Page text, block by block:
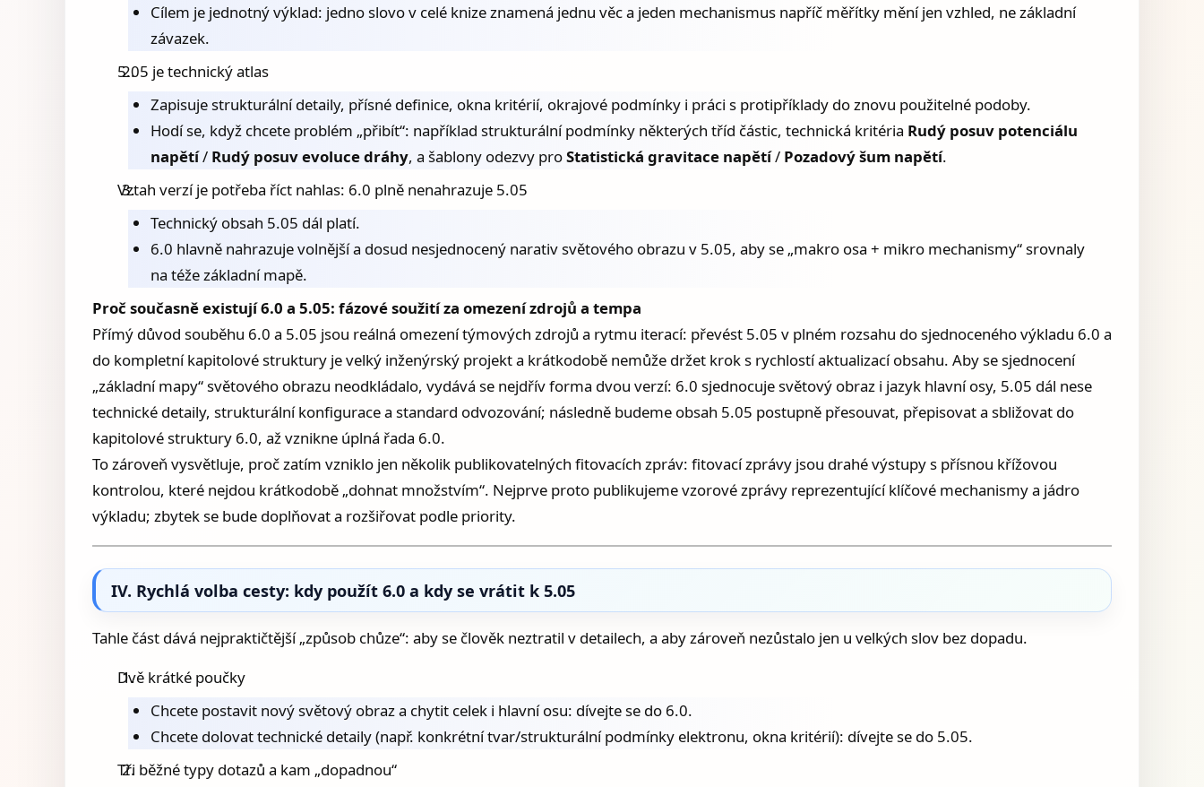
Cílem je jednotný výklad: jedno slovo v celé knize znamená jednu věc a jeden mechanismus napříč měřítky mění jen vzhled, ne základní
závazek.
5.05 je technický atlas
Zapisuje strukturální detaily, přísné definice, okna kritérií, okrajové podmínky i práci s proti­příklady do znovu použitelné podoby.
Hodí se, když chcete problém „přibít“: například strukturální podmínky některých tříd částic, technická kritéria Rudý posuv potenciálu
napětí/ Rudý posuv evoluce dráhy, a šablony odezvy proStatistická gravitace napětí/ Pozadový šum napětí.
Vztah verzí je potřeba říct nahlas: 6.0 plně nenahrazuje 5.05
Technický obsah 5.05 dál platí.
6.0 hlavně nahrazuje volnější a dosud nesjednocený narativ světového obrazu v 5.05, aby se „makro osa + mikro mechanismy“ srovnaly
na téže základní mapě.
Proč současně existují 6.0 a 5.05: fázové soužití za omezení zdrojů a tempa
Přímý důvod souběhu 6.0 a 5.05 jsou reálná omezení týmových zdrojů a rytmu iterací: převést 5.05 v plném rozsahu do sjednoceného výkladu 6.0 a
do kompletní kapitolové struktury je velký inženýrský projekt a krátkodobě nemůže držet krok s rychlostí aktualizací obsahu. Aby se sjednocení
„základní mapy“ světového obrazu neodkládalo, vydává se nejdřív forma dvou verzí: 6.0 sjednocuje světový obraz i jazyk hlavní osy, 5.05 dál nese
technické detaily, strukturální konfigurace a standard odvozování; následně budeme obsah 5.05 postupně přesouvat, přepisovat a sbližovat do
kapitolové struktury 6.0, až vznikne úplná řada 6.0.
To zároveň vysvětluje, proč zatím vzniklo jen několik publikovatelných fitovacích zpráv: fitovací zprávy jsou drahé výstupy s přísnou křížovou
kontrolou, které nejdou krátkodobě „dohnat množstvím“. Nejprve proto publikujeme vzorové zprávy reprezentující klíčové mechanismy a jádro
výkladu; zbytek se bude doplňovat a rozšiřovat podle priority.
IV. Rychlá volba cesty: kdy použít 6.0 a kdy se vrátit k 5.05
Tahle část dává nejpraktičtější „způsob chůze“: aby se člověk neztratil v detailech, a aby zároveň nezůstalo jen u velkých slov bez dopadu.
Dvě krátké poučky
Chcete postavit nový světový obraz a chytit celek i hlavní osu: dívejte se do 6.0.
Chcete dolovat technické detaily (např. konkrétní tvar/strukturální podmínky elektronu, okna kritérií): dívejte se do 5.05.
Tři běžné typy dotazů a kam „dopadnou“